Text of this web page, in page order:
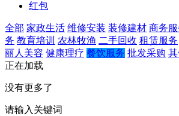
红包
全部 家政生活 维修安装 装修建材 商务
务 教育培训 农林牧渔 二手回收 租赁服务
丽人美容 健康理疗 餐饮服务 批发采购
正在加载
没有更多了
请输入关键词